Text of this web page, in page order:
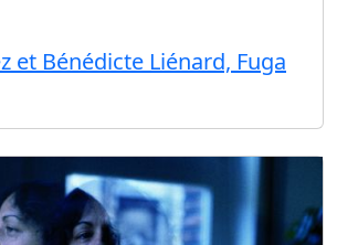
et Bénédicte Liénard, Fuga